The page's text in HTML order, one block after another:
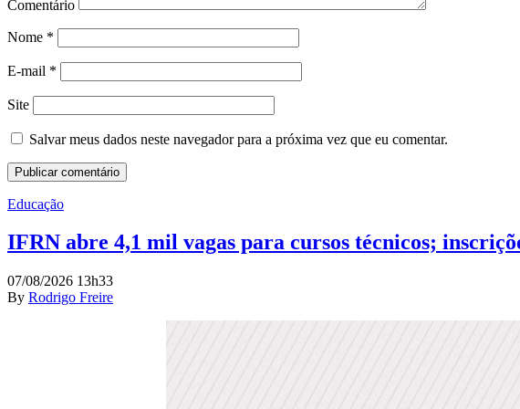
Comentário
Nome *
E-mail *
Site
Salvar meus dados neste navegador para a próxima vez que eu comentar.
Educação
IFRN abre 4,1 mil vagas para cursos técnicos;
07/08/2026 13h33
By Rodrigo Freire